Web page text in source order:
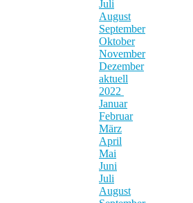
Juli
August
September
Oktober
November
Dezember
aktuell
2022
Januar
Februar
März
April
Mai
Juni
Juli
August